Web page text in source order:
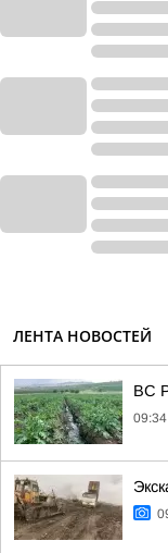
ЛЕНТА НОВОСТЕЙ
ВС
09:34